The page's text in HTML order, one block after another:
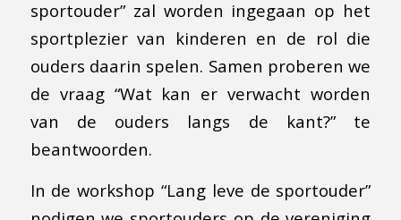
sportouder” zal worden ingegaan op het
sportplezier van kinderen en de rol die
ouders daarin spelen. Samen proberen we
de vraag “Wat kan er verwacht worden
van de ouders langs de kant?” te
beantwoorden.
In de workshop “Lang leve de sportouder”